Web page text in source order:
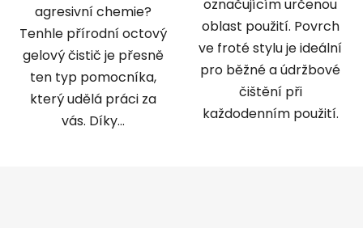
agresivní chemie?
Tenhle přírodní octový
gelový čistič je přesně
ten typ pomocníka,
který udělá práci za
vás. Díky...
označujícím určenou
oblast použití. Povrch
ve froté stylu je ideální
pro běžné a údržbové
čištění při
každodenním použití.